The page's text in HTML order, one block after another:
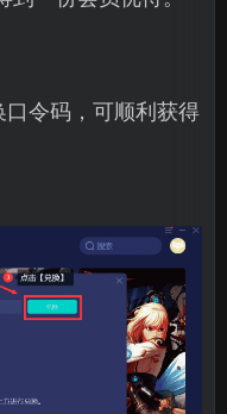
令码，可顺利获得